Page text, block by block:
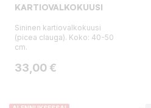
KARTIOVALKOKUUSI
Sininen kartiovalkokuusi
(picea clauga). Koko: 40-50
cm.
Hinta
33,00 €